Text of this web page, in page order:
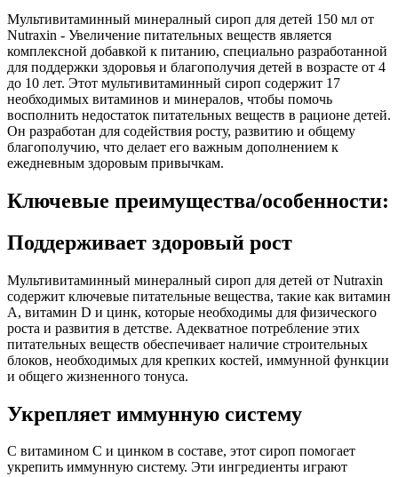
Мультивитаминный минералный сироп для детей 150 мл от
Nutraxin - Увеличение питательных веществ является
комплексной добавкой к питанию, специально разработанной
для поддержки здоровья и благополучия детей в возрасте от 4
до 10 лет. Этот мультивитаминный сироп содержит 17
необходимых витаминов и минералов, чтобы помочь
восполнить недостаток питательных веществ в рационе детей.
Он разработан для содействия росту, развитию и общему
благополучию, что делает его важным дополнением к
ежедневным здоровым привычкам.
Ключевые преимущества/особенности:
Поддерживает здоровый рост
Мультивитаминный минералный сироп для детей от Nutraxin
содержит ключевые питательные вещества, такие как витамин
A, витамин D и цинк, которые необходимы для физического
роста и развития в детстве. Адекватное потребление этих
питательных веществ обеспечивает наличие строительных
блоков, необходимых для крепких костей, иммунной функции
и общего жизненного тонуса.
Укрепляет иммунную систему
С витамином C и цинком в составе, этот сироп помогает
укрепить иммунную систему. Эти ингредиенты играют